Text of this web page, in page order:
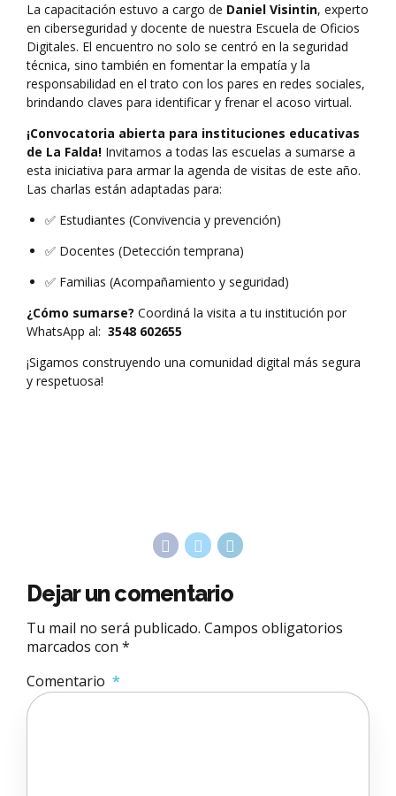
La capacitación estuvo a cargo de Daniel Visintin, experto
en ciberseguridad y docente de nuestra Escuela de Oficios
Digitales. El encuentro no solo se centró en la seguridad
técnica, sino también en fomentar la empatía y la
responsabilidad en el trato con los pares en redes sociales,
brindando claves para identificar y frenar el acoso virtual.
¡Convocatoria abierta para instituciones educativas
de La Falda! Invitamos a todas las escuelas a sumarse a
esta iniciativa para armar la agenda de visitas de este año.
Las charlas están adaptadas para:
✅ Estudiantes (Convivencia y prevención)
✅ Docentes (Detección temprana)
✅ Familias (Acompañamiento y seguridad)
¿Cómo sumarse? Coordiná la visita a tu institución por
WhatsApp al: 3548 602655
¡Sigamos construyendo una comunidad digital más segura
y respetuosa!
Dejar un comentario
Tu mail no será publicado. Campos obligatorios
marcados con *
Comentario *